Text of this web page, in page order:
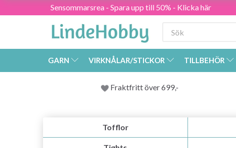
Sensommarsrea - Spara upp till 50% - Klicka här
GARN VIRKNÅLAR/STICKOR TILLBEHÖR
Fraktfritt över 699,-
Tofflor